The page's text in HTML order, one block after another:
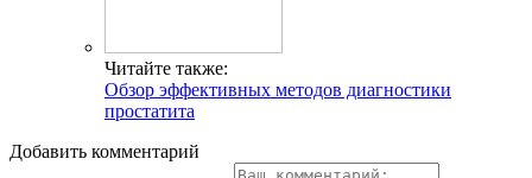
Читайте также:
Обзор эффективных методов диагностики
простатита
Добавить комментарий